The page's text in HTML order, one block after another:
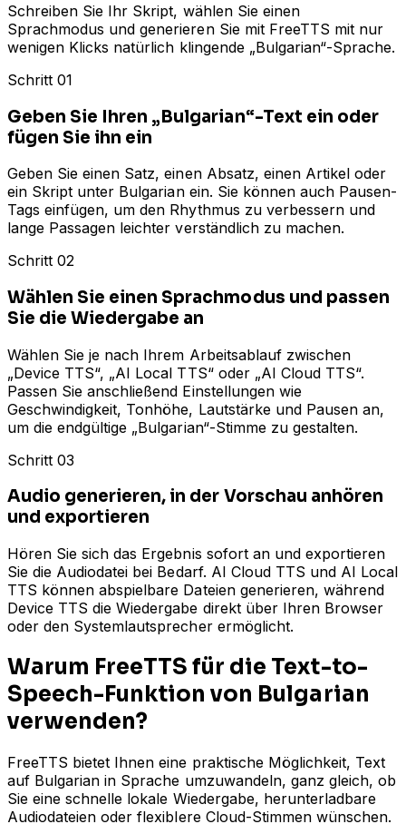
Schreiben Sie Ihr Skript, wählen Sie einen
Sprachmodus und generieren Sie mit FreeTTS mit nur
wenigen Klicks natürlich klingende „Bulgarian“-Sprache.
Schritt 01
Geben Sie Ihren „Bulgarian“-Text ein oder
fügen Sie ihn ein
Geben Sie einen Satz, einen Absatz, einen Artikel oder
ein Skript unter Bulgarian ein. Sie können auch Pausen-
Tags einfügen, um den Rhythmus zu verbessern und
lange Passagen leichter verständlich zu machen.
Schritt 02
Wählen Sie einen Sprachmodus und passen
Sie die Wiedergabe an
Wählen Sie je nach Ihrem Arbeitsablauf zwischen
„Device TTS“, „AI Local TTS“ oder „AI Cloud TTS“.
Passen Sie anschließend Einstellungen wie
Geschwindigkeit, Tonhöhe, Lautstärke und Pausen an,
um die endgültige „Bulgarian“-Stimme zu gestalten.
Schritt 03
Audio generieren, in der Vorschau anhören
und exportieren
Hören Sie sich das Ergebnis sofort an und exportieren
Sie die Audiodatei bei Bedarf. AI Cloud TTS und AI Local
TTS können abspielbare Dateien generieren, während
Device TTS die Wiedergabe direkt über Ihren Browser
oder den Systemlautsprecher ermöglicht.
Warum FreeTTS für die Text-to-
Speech-Funktion von Bulgarian
verwenden?
FreeTTS bietet Ihnen eine praktische Möglichkeit, Text
auf Bulgarian in Sprache umzuwandeln, ganz gleich, ob
Sie eine schnelle lokale Wiedergabe, herunterladbare
Audiodateien oder flexiblere Cloud-Stimmen wünschen.